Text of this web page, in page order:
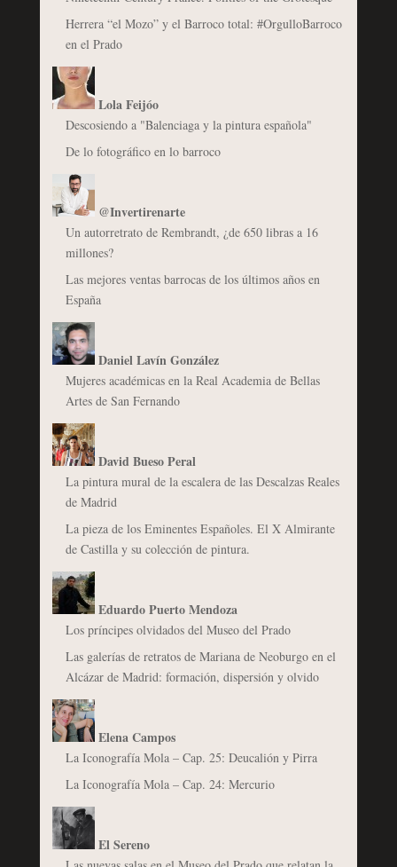
Herrera “el Mozo” y el Barroco total: #OrgulloBarroco
en el Prado
Lola Feijóo
Descosiendo a "Balenciaga y la pintura española"
De lo fotográfico en lo barroco
@Invertirenarte
Un autorretrato de Rembrandt, ¿de 650 libras a 16
millones?
Las mejores ventas barrocas de los últimos años en
España
Daniel Lavín González
Mujeres académicas en la Real Academia de Bellas
Artes de San Fernando
David Bueso Peral
La pintura mural de la escalera de las Descalzas Reales
de Madrid
La pieza de los Eminentes Españoles. El X Almirante
de Castilla y su colección de pintura.
Eduardo Puerto Mendoza
Los príncipes olvidados del Museo del Prado
Las galerías de retratos de Mariana de Neoburgo en el
Alcázar de Madrid: formación, dispersión y olvido
Elena Campos
La Iconografía Mola – Cap. 25: Deucalión y Pirra
La Iconografía Mola – Cap. 24: Mercurio
El Sereno